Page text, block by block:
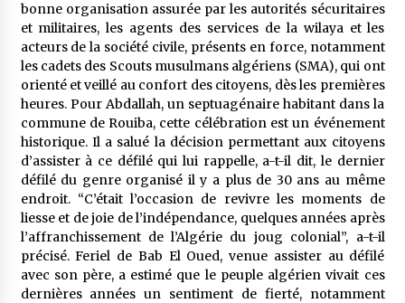
Rencontre nocturne dans le désert (Un conte
touareg)
5 ans ago
Un conte targui/ Quand la tête est vide
5 ans ago
Tradition orale/ D’où viennent les contes et à
quoi servent-ils?
5 ans ago
bonne organisation assurée par les autorités sécuritaires
et militaires, les agents des services de la wilaya et les
acteurs de la société civile, présents en force, notamment
les cadets des Scouts musulmans algériens (SMA), qui ont
orienté et veillé au confort des citoyens, dès les premières
heures. Pour Abdallah, un septuagénaire habitant dans la
commune de Rouiba, cette célébration est un événement
historique. Il a salué la décision permettant aux citoyens
d’assister à ce défilé qui lui rappelle, a-t-il dit, le dernier
défilé du genre organisé il y a plus de 30 ans au même
endroit. “C’était l’occasion de revivre les moments de
liesse et de joie de l’indépendance, quelques années après
l’affranchissement de l’Algérie du joug colonial”, a-t-il
précisé. Feriel de Bab El Oued, venue assister au défilé
avec son père, a estimé que le peuple algérien vivait ces
dernières années un sentiment de fierté, notamment